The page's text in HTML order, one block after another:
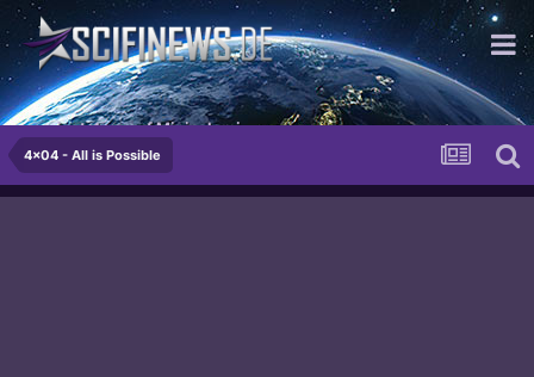
...wir stehen auf Minisalami
4x04 - All is Possible